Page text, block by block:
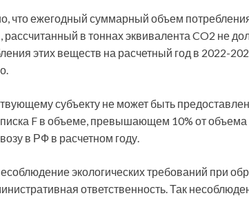
что ежегодный суммарный объем
рассчитанный в тоннах эквивалента CO2 не
этих веществ на расчетный год в 2022-
субъекту не может быть
F в объеме, превышающем 10% от
в РФ в расчетном году.
экологических требований при
ответственность. Так